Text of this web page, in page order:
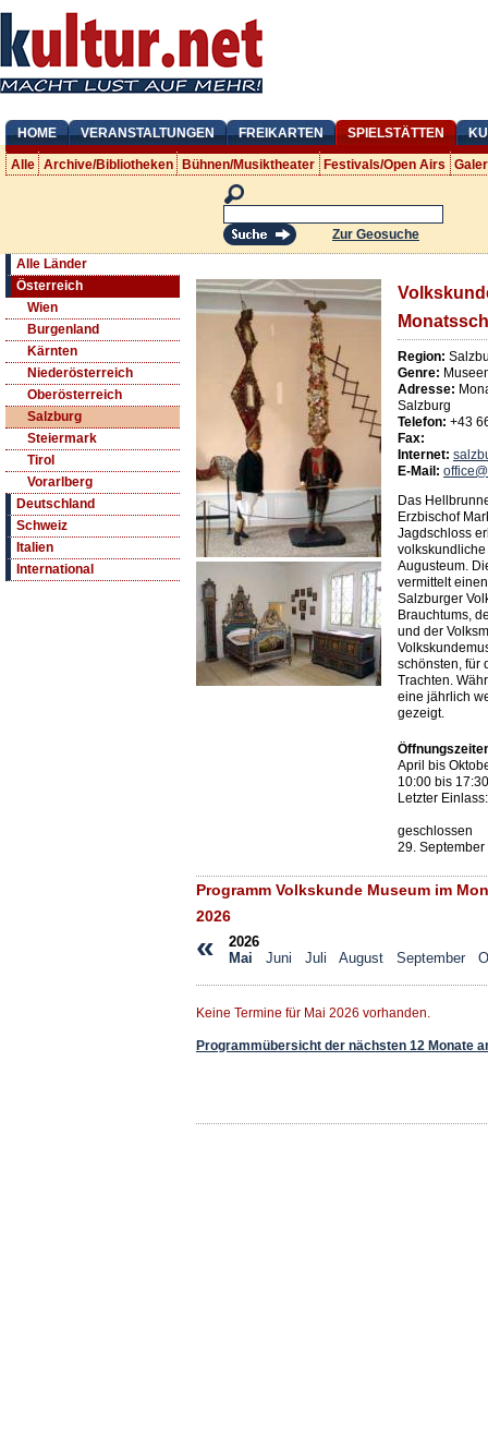
HOME VERANSTALTUNGEN FREIKARTEN SPIELSTÄTTEN
Alle Archive/Bibliotheken Bühnen/Musiktheater Festivals/Open Airs
Zur Geosuche
Alle Länder
Österreich
Wien
Burgenland
Kärnten
Niederösterreich
Oberösterreich
Salzburg
Steiermark
Tirol
Vorarlberg
Deutschland
Schweiz
Italien
International
Region:
Genre:
Adresse:
Salzburg
Telefon: +43
Fax:
Internet:
E-Mail:
Das
Erzbischof
Jagdschloss
Augusteum.
vermittelt
Salzburger
Brauchtums,
und der
schönsten, für
Trachten.
eine jährlich
gezeigt.
April bis
10:00 bis
Letzter
geschlossen
29. September
Programm Volkskunde Museum im
2026
«
2026
Mai
Juni Juli August September
Keine Termine für Mai 2026 vorhanden.
Programmübersicht der nächsten 12 Monate